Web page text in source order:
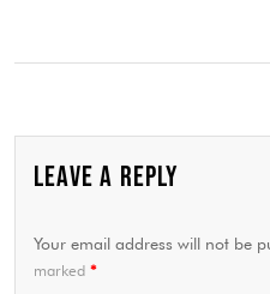
LEAVE A REPLY
Your email address will not be
marked *